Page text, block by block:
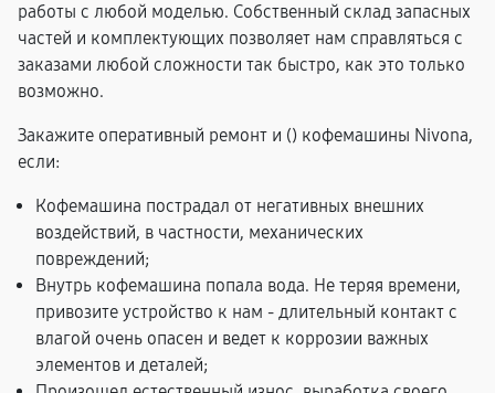
работы с любой моделью. Собственный склад запасных
частей и комплектующих позволяет нам справляться с
заказами любой сложности так быстро, как это только
возможно.
Закажите оперативный ремонт и () кофемашины Nivona,
если:
Кофемашина пострадал от негативных внешних
воздействий, в частности, механических
повреждений;
Внутрь кофемашина попала вода. Не теряя времени,
привозите устройство к нам - длительный контакт с
влагой очень опасен и ведет к коррозии важных
элементов и деталей;